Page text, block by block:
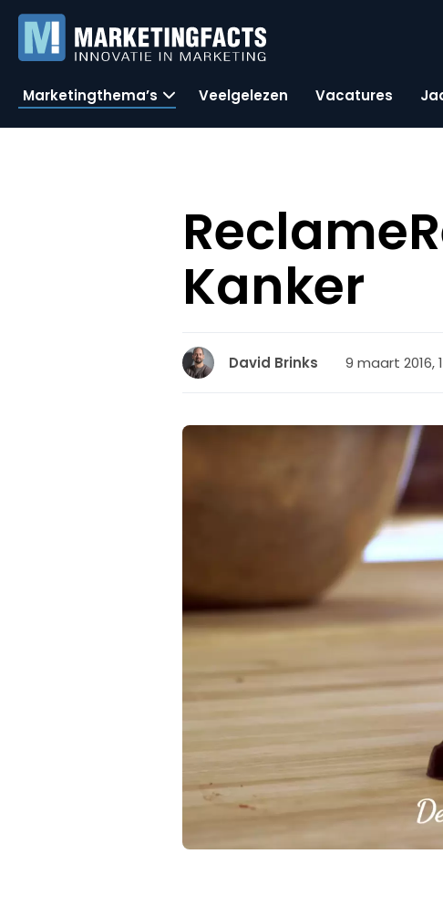
Marketingthema’s Veelgelezen Vacatures
Kanker
David Brinks 9 maart 2016,